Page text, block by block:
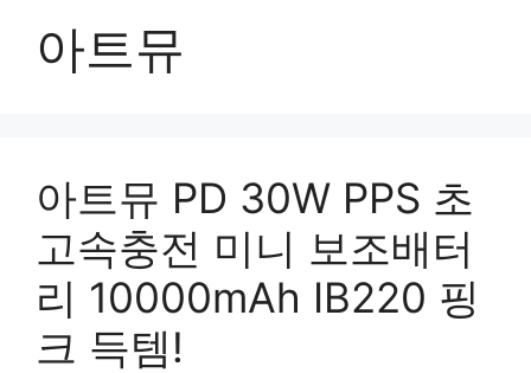
아트뮤
아트뮤 PD 30W PPS 초
고속충전 미니 보조배터
리 10000mAh IB220 핑
크 득템!